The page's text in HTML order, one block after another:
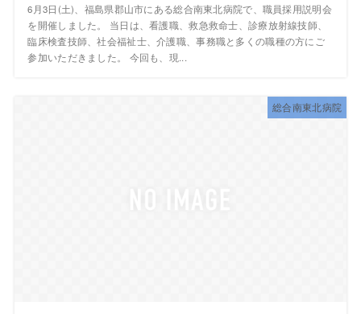
6月3日(土)、福島県郡山市にある総合南東北病院で、職員採用説明会
を開催しました。 当日は、看護職、救急救命士、診療放射線技師、
臨床検査技師、社会福祉士、介護職、事務職と多くの職種の方にご
参加いただきました。 今回も、現...
総合南東北病院